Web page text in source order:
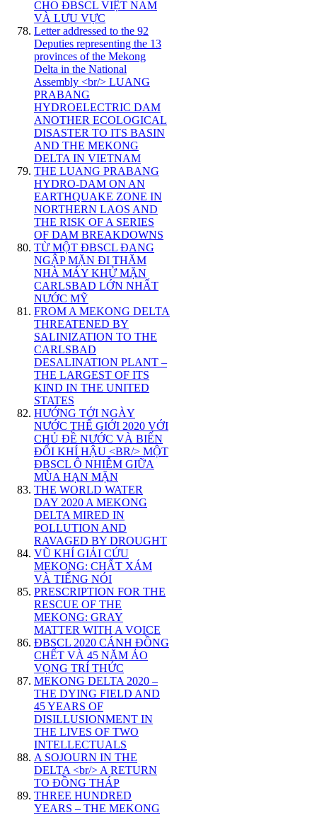
CHO ĐBSCL VIỆT NAM
VÀ LƯU VỰC
Letter addressed to the 92
Deputies representing the 13
provinces of the Mekong
Delta in the National
Assembly <br/> LUANG
PRABANG
HYDROELECTRIC DAM
ANOTHER ECOLOGICAL
DISASTER TO ITS BASIN
AND THE MEKONG
DELTA IN VIETNAM
THE LUANG PRABANG
HYDRO-DAM ON AN
EARTHQUAKE ZONE IN
NORTHERN LAOS AND
THE RISK OF A SERIES
OF DAM BREAKDOWNS
TỪ MỘT ĐBSCL ĐANG
NGẬP MẶN ĐI THĂM
NHÀ MÁY KHỬ MẶN
CARLSBAD LỚN NHẤT
NƯỚC MỸ
FROM A MEKONG DELTA
THREATENED BY
SALINIZATION TO THE
CARLSBAD
DESALINATION PLANT –
THE LARGEST OF ITS
KIND IN THE UNITED
STATES
HƯỚNG TỚI NGÀY
NƯỚC THẾ GIỚI 2020 VỚI
CHỦ ĐỀ NƯỚC VÀ BIẾN
ĐỔI KHÍ HẬU <BR/> MỘT
ĐBSCL Ô NHIỄM GIỮA
MÙA HẠN MẶN
THE WORLD WATER
DAY 2020 A MEKONG
DELTA MIRED IN
POLLUTION AND
RAVAGED BY DROUGHT
VŨ KHÍ GIẢI CỨU
MEKONG: CHẤT XÁM
VÀ TIẾNG NÓI
PRESCRIPTION FOR THE
RESCUE OF THE
MEKONG: GRAY
MATTER WITH A VOICE
ĐBSCL 2020 CÁNH ĐỒNG
CHẾT VÀ 45 NĂM ẢO
VỌNG TRÍ THỨC
MEKONG DELTA 2020 –
THE DYING FIELD AND
45 YEARS OF
DISILLUSIONMENT IN
THE LIVES OF TWO
INTELLECTUALS
A SOJOURN IN THE
DELTA <br/> A RETURN
TO ĐỒNG THÁP
THREE HUNDRED
YEARS – THE MEKONG